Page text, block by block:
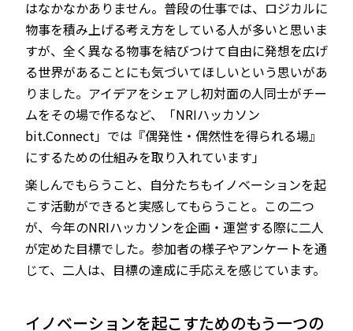
はなかなかありません。普段の仕事では、ロジカルに
物事を積み上げる考え方をしている人が多いと思いま
すが、全く異なる物事を結びつけて自由に発想を広げ
る世界があることにも気づいてほしいという思いがあ
りました。アイデアをシェアし初対面の人同士がチー
ムをその場で作るなど、「NRIハッカソン
bit.Connect」では『偶発性・偶然性を得られる場』
にするための仕組みを取り入れています」
楽しんでもらうこと、自分たちもイノベーションを起
こす活動ができると実感してもらうこと。この二つ
が、今年のNRIハッカソンを企画・運営する際に二人
が定めた目標でした。参加者の様子やアンケートを通
じて、二人は、目標の達成に手応えを感じています。
イノベーションを起こすためのもう一つの